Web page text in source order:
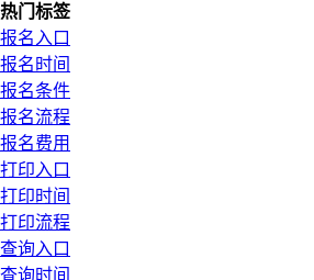
热门标签
报名入口
报名时间
报名条件
报名流程
报名费用
打印入口
打印时间
打印流程
查询入口
查询时间